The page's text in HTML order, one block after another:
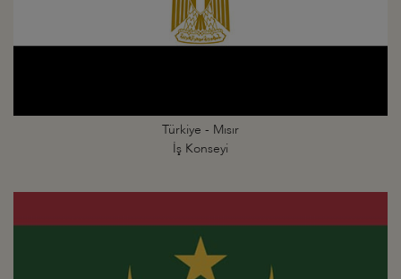
Türkiye - Mısır
İş Konseyi